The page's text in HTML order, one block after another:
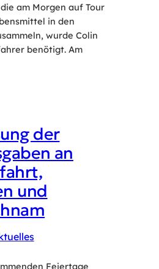
am Morgen auf Tour
in den
wurde Colin
benötigt. Am
der
an
und
Feiertage